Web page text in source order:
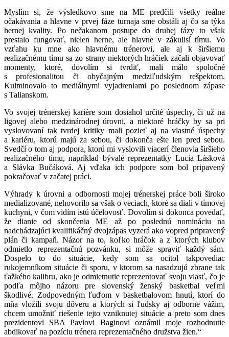
Myslím si, že výsledkovo sme na ME predčili všetky reálne
očakávania a hlavne v prvej fáze turnaja sme obstáli aj čo sa týka
hernej kvality. Po nečakanom postupe do druhej fázy to však
prestalo fungovať, nielen herne, ale hlavne v zákulisí tímu. Vo
vzťahu ku mne ako hlavnému trénerovi, ale aj k širšiemu
realizačnému tímu sa zo strany niektorých hráčiek začali objavovať
momenty, ktoré, dovolím si tvrdiť, mali málo spoločné
s profesionalitou či obyčajným medziľudským rešpektom.
Kulminovalo to mediálnymi vyjadreniami po poslednom zápase
s Talianskom.
Vo svojej trénerskej kariére som dosiahol určité úspechy, či už na
ligovej alebo medzinárodnej úrovni, a niektoré hráčky by sa pri
vyslovovaní tak tvrdej kritiky mali pozieť aj na vlastné úspechy
a kariéru, ktorú majú za sebou, či dokonča ešte len pred sebou.
Svedčí o tom aj podpora, ktorú mi vyslovili viacerí členovia širšieho
realizačného tímu, napríklad bývalé reprezentatky Lucia Lásková
a Slávka Bučáková. Aj vďaka ich podpore som bol pripavený
pokračovať v začatej práci.
Výhrady k úrovni a odbornosti mojej trénerskej práce boli široko
medializované, nehovorilo sa však o veciach, ktoré sa diali v tímovej
kuchyni, v čom vidím istú účelovosť. Dovolím si dokonca povedať,
že dianie od skončenia ME až po poslednú nomináciu na
nadchádzajúci kvalifikáčný dvojzápas vyzerá ako vopred pripravený
plán či kampaň. Názor na to, koľko hráčok a z ktorých klubov
odmietlo reprezentačnú pozvánku, si môže spraviť každý sám.
Dospelo to do situácie, kedy som sa ocitol takpovediac
rukojemníkom situácie či sporu, v ktorom sa nasadzujú zbrane tak
ťažkého kalibru, ako je odmietnutie reprezentovať svoju vlasť, čo je
podľa môjho názoru pre slovenský ženský basketbal veľmi
škodlivé. Zodpovedným ľuďom v basketbalovom hnutí, ktorí do
mňa vložili svoju dôveru a ktorých si ľudsky aj odborne vážim,
chcem umožniť riešenie tejto vzniknutej situácie a preto som dnes
prezidentovi SBA Pavlovi Baginovi oznámil moje rozhodnutie
abdikovať na pozíciu trénera reprezentačného družstva žien.“